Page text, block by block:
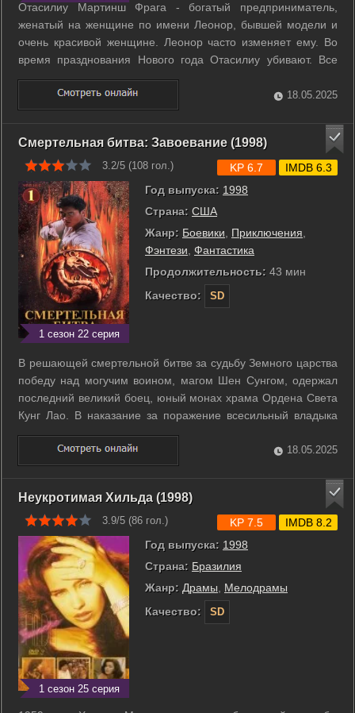
Отасилиу Мартинш Фрага - богатый предприниматель,
женатый на женщине по имени Леонор, бывшей модели и
очень красивой женщине. Леонор часто изменяет ему. Во
время празднования Нового года Отасилиу убивают. Все
подозрения падают на Андре, служащего компании
Отасилиу и друга Жуниора. Леонор и ее любовнику Рикарду
удалось подкрепить эти подозрения ...
18.05.2025
Смертельная битва: Завоевание (1998)
3.2/5 (108 гол.)
1 сезон 22 серия
Год выпуска: 1998
Страна: США
Жанр: Боевики Приключения
Фэнтези Фантастика
Продолжительность: 43 мин
Качество:
SD
KP 6.7 IMDB 6.3
В решающей смертельной битве за судьбу Земного царства
победу над могучим воином, магом Шен Сунгом, одержал
последний великий боец, юный монах храма Ордена Света
Кунг Лао. В наказание за поражение всесильный владыка
Внешнего мира, жестокий император Шао Кан сослал Шен
Сунга в бездонные кобальтовые рудники, где томятся
поверженные бойцы из сотен ...
18.05.2025
Неукротимая Хильда (1998)
3.9/5 (86 гол.)
1 сезон 25 серия
Год выпуска: 1998
Страна: Бразилия
Жанр: Драмы
Мелодрамы
Качество:
SD
KP 7.5 IMDB 8.2